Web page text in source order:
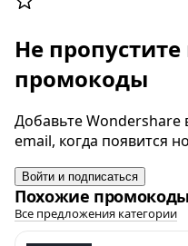
Не
промокоды
Добавьте
email, когда появится
Войти и подписаться
Похожие
Все предложения категории